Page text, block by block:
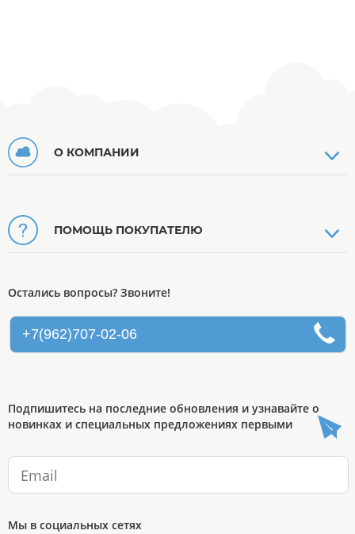
О КОМПАНИИ
ПОМОЩЬ ПОКУПАТЕЛЮ
Остались вопросы? Звоните!
+7(962)707-02-06
Подпишитесь на последние обновления и узнавайте о
новинках и специальных предложениях первыми
Мы в социальных сетях